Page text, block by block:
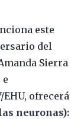
este
del
Sierra
ofrecerá
neuronas):